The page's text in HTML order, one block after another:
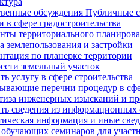
обсуждения Публичные
в сфере градостроительства
территориального
землепользования и застройки
по планерке территории
земельный участок
услугу в сфере строительства
перечни процедур в
инженерных изысканий и
сведения из информационных
информация и иные
семинаров для